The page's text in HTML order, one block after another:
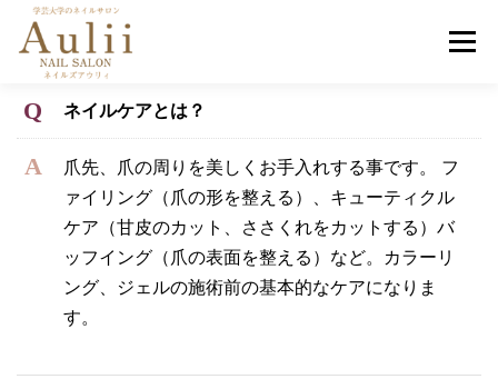
メニ
ホーム 選ばれる理由
お客様の声 アクセス お問い合わせ
ネイルケアとは？
爪先、爪の周りを美しくお手入れする事です。 フ
ァイリング（爪の形を整える）、キューティクル
ケア（甘皮のカット、ささくれをカットする）バ
ッフイング（爪の表面を整える）など。カラーリ
ング、ジェルの施術前の基本的なケアになりま
す。